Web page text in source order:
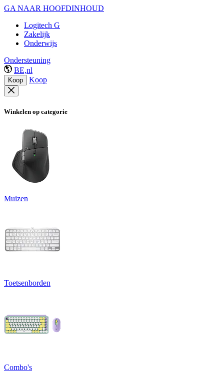
GA NAAR HOOFDINHOUD
Logitech G
Zakelijk
Onderwijs
Ondersteuning
BE,nl
Koop Koop
Winkelen op categorie
Muizen
Toetsenborden
Combo's